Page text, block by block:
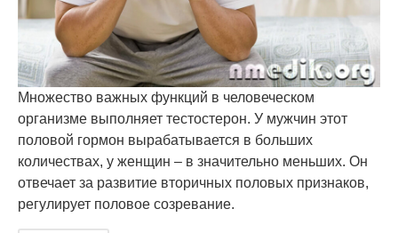
Множество важных функций в человеческом
организме выполняет тестостерон. У мужчин этот
половой гормон вырабатывается в больших
количествах, у женщин – в значительно меньших. Он
отвечает за развитие вторичных половых признаков,
регулирует половое созревание.